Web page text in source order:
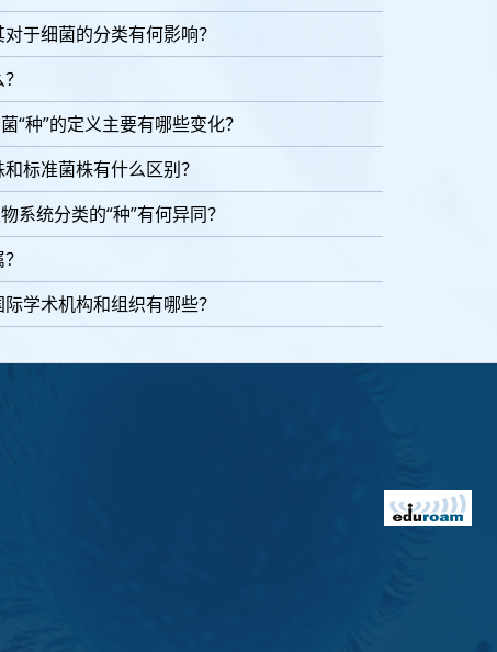
于细菌的分类有何影响？
“种”的定义主要有哪些变化？
标准菌株有什么区别？
系统分类的“种”有何异同？
学术机构和组织有哪些？